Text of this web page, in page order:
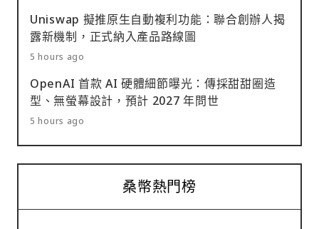
Uniswap 擬推原生自動複利功能：聯合創辦人揭
露新機制，正式納入產品路線圖
5 hours ago
OpenAI 首款 AI 硬體細節曝光：傳採甜甜圈造
型、無螢幕設計，預計 2027 年問世
5 hours ago
桑幣熱門榜